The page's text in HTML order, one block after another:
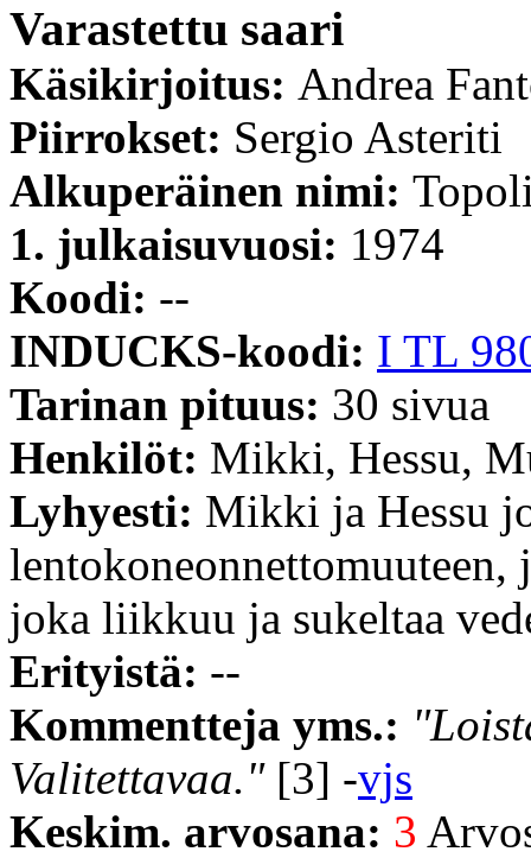
Varastettu saari
Käsikirjoitus: Andrea
Piirrokset: Sergio Asteriti
Alkuperäinen nimi:
1. julkaisuvuosi: 1974
Koodi: --
INDUCKS-koodi: I TL
Tarinan pituus: 30 sivua
Henkilöt: Mikki, Hessu,
Lyhyesti: Mikki ja Hessu
lentokoneonnettomuuteen,
joka liikkuu ja sukeltaa
Erityistä: --
Kommentteja yms.:
Valitettavaa."[3] -vjs
Keskim. arvosana: 3